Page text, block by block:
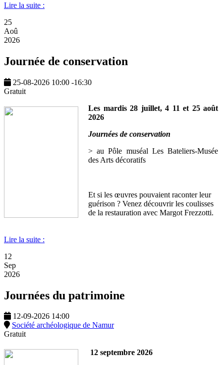
Lire la suite :
25
Aoû
2026
Journée de conservation
25-08-2026 10:00 -16:30
Gratuit
Les mardis 28 juillet, 4 11 et 25 août
2026
Journées de conservation
> au Pôle muséal Les Bateliers-Musée
des Arts décoratifs
Et si les œuvres pouvaient raconter leur
guérison ? Venez découvrir les coulisses
de la restauration avec Margot Frezzotti.
Lire la suite :
12
Sep
2026
Journées du patrimoine
12-09-2026 14:00
Société archéologique de Namur
Gratuit
12 septembre 2026